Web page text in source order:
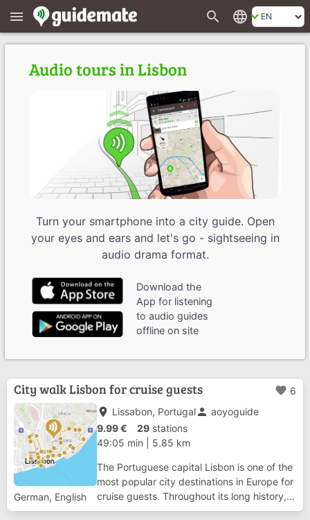
menu search language
Audio tours in Lisbon
Turn your smartphone into a city guide. Open
your eyes and ears and let's go - sightseeing in
audio drama format.
Download the
App for listening
to audio guides
offline on site
City walk Lisbon for cruise guests favorite 6
German, English
place Lissabon, Portugalperson aoyoguide
9.99 €
29 stations
49:05 min
5.85 km
The Portuguese capital Lisbon is one of the
most popular city destinations in Europe for
cruise guests. Throughout its long history, it
has repeatedly absorbed cultural influences